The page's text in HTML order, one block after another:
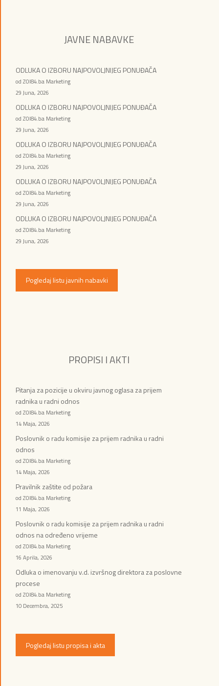
JAVNE NABAVKE
ODLUKA O IZBORU NAJPOVOLJNIJEG PONUĐAČA
od ZOI84.ba Marketing
29 Juna, 2026
ODLUKA O IZBORU NAJPOVOLJNIJEG PONUĐAČA
od ZOI84.ba Marketing
29 Juna, 2026
ODLUKA O IZBORU NAJPOVOLJNIJEG PONUĐAČA
od ZOI84.ba Marketing
29 Juna, 2026
ODLUKA O IZBORU NAJPOVOLJNIJEG PONUĐAČA
od ZOI84.ba Marketing
29 Juna, 2026
ODLUKA O IZBORU NAJPOVOLJNIJEG PONUĐAČA
od ZOI84.ba Marketing
29 Juna, 2026
Pogledaj listu javnih nabavki
PROPISI I AKTI
Pitanja za pozicije u okviru javnog oglasa za prijem
radnika u radni odnos
od ZOI84.ba Marketing
14 Maja, 2026
Poslovnik o radu komisije za prijem radnika u radni
odnos
od ZOI84.ba Marketing
14 Maja, 2026
Pravilnik zaštite od požara
od ZOI84.ba Marketing
11 Maja, 2026
Poslovnik o radu komisije za prijem radnika u radni
odnos na određeno vrijeme
od ZOI84.ba Marketing
16 Aprila, 2026
Odluka o imenovanju v.d. izvršnog direktora za poslovne
procese
od ZOI84.ba Marketing
10 Decembra, 2025
Pogledaj listu propisa i akta